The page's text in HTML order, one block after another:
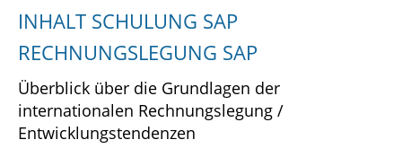
INHALT SCHULUNG SAP
RECHNUNGSLEGUNG SAP
Überblick über die Grundlagen der
internationalen Rechnungslegung /
Entwicklungstendenzen